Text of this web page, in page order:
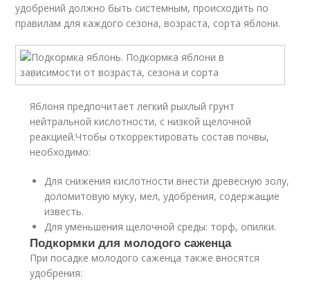
удобрений должно быть системным, происходить по
правилам для каждого сезона, возраста, сорта яблони.
Яблоня предпочитает легкий рыхлый грунт
нейтральной кислотности, с низкой щелочной
реакцией.Чтобы откорректировать состав почвы,
необходимо:
Для снижения кислотности внести древесную золу,
доломитовую муку, мел, удобрения, содержащие
известь.
Для уменьшения щелочной среды: торф, опилки.
Подкормки для молодого саженца
При посадке молодого саженца также вносятся
удобрения: